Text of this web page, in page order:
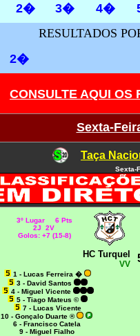
2� 3� 4�
RESULTADOS
2�
CONSULTE AQUI
Sexta-
Taça
Sexta-
3º Lugar 6 Pts
2J 2V
Golos: +7 (15-8)
HC Turquel
VV
1 - Lucas Ferreira �
3 - David Santos
4 - Miguel Vicente
5 - Tiago Mateus ©
7 - Lucas Vicente
10 - Gonçalo Duarte ®
6 - Francisco Catela
9 - Miguel Fialho